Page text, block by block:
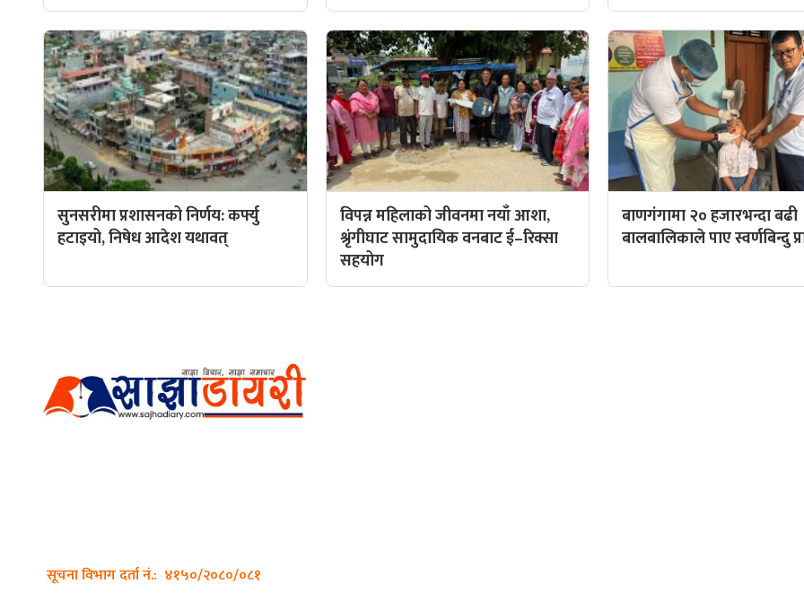
सुनसरीमा प्रशासनको निर्णय: कर्फ्यु
हटाइयो, निषेध आदेश यथावत्
विपन्न महिलाको जीवनमा नयाँ आशा,
श्रृंगीघाट सामुदायिक वनबाट ई–रिक्सा
सहयोग
बाणगंगामा २० हजारभन्दा बढी
बालबालिकाले पाए स्वर्णबिन्दु
सूचना विभाग दर्ता नं.: ४१५०/२०८०/०८१